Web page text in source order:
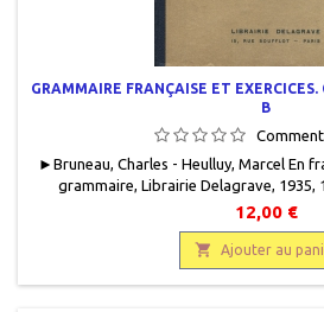
GRAMMAIRE FRANÇAISE ET
B
► Bruneau, Charles - Heulluy, Marcel En
grammaire, Librairie Delagrave, 1935,
relié, occasion . Bon état. Demi12,00 €
 Ajouter au